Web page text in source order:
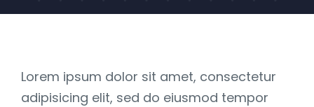
Registrati
Lorem ipsum dolor sit amet, consectetur
adipisicing elit, sed do eiusmod tempor